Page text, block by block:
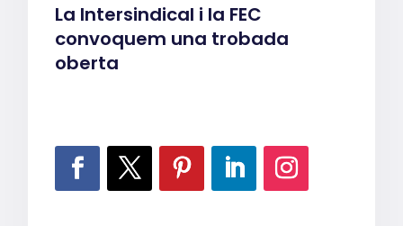
La Intersindical i la FEC
convoquem una trobada
oberta